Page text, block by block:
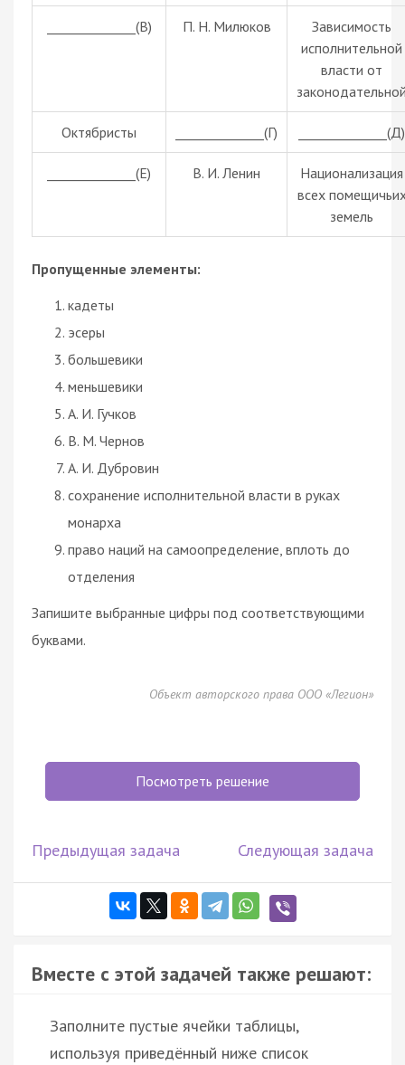
______________(В) П. Н. Милюков
Зависимость
исполнительной
власти от
Октябристы ______________(Г) ______________(Д)
______________(Е) В. И. Ленин
Национализация
всех
земель
Пропущенные элементы:
кадеты
эсеры
большевики
меньшевики
А. И. Гучков
В. М. Чернов
А. И. Дубровин
сохранение исполнительной власти в руках
монарха
право наций на самоопределение, вплоть до
отделения
Запишите выбранные цифры под соответствующими
буквами.
Объект авторского права ООО «Легион»
Посмотреть решение
Предыдущая задача Следующая задача
Вместе с этой задачей также решают:
Заполните пустые ячейки таблицы,
используя приведённый ниже список